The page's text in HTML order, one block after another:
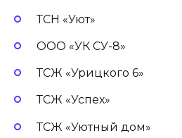
ТСН «Уют»
ООО «УК СУ-8»
ТСЖ «Урицкого 6»
ТСЖ «Успех»
ТСЖ «Уютный дом»